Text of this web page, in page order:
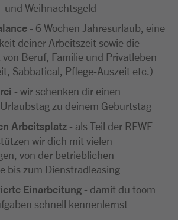
und Weihnachtsgeld
- 6 Wochen Jahresurlaub, eine
deiner Arbeitszeit sowie die
Beruf, Familie und Privatleben
Sabbatical, Pflege-Auszeit etc.)
- wir schenken dir einen
zu deinem Geburtstag
Arbeitsplatz - als Teil der REWE
wir dich mit vielen
von der betrieblichen
bis zum Dienstradleasing
Einarbeitung - damit du toom
schnell kennenlernst